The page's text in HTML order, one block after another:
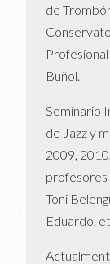
de
Buñol.
Seminario
de Jazz y
2009,
profesores
Toni
Eduardo,